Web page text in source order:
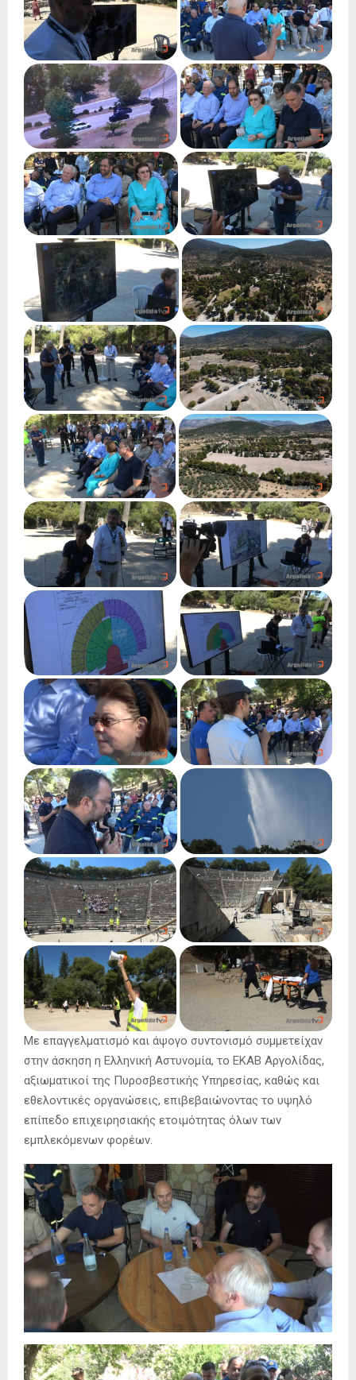
Με επαγγελματισμό και άψογο συντονισμό συμμετείχαν
στην άσκηση η Ελληνική Αστυνομία, το ΕΚΑΒ Αργολίδας,
αξιωματικοί της Πυροσβεστικής Υπηρεσίας, καθώς και
εθελοντικές οργανώσεις, επιβεβαιώνοντας το υψηλό
επίπεδο επιχειρησιακής ετοιμότητας όλων των
εμπλεκόμενων φορέων.